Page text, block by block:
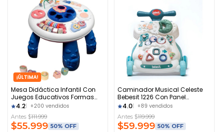
¡ÚLTIMA!
Mesa Didáctica Infantil Con
Juegos Educativos Formas
Randers Color Blanco
4.2 +200 vendidos
Antes $111.999
$55.999 50% OFF
Caminador Musical Celeste
Bebesit 1226 Con Panel
Didactico Celeste
4.0 +89 vendidos
Antes $119.999
$59.999 50% OFF